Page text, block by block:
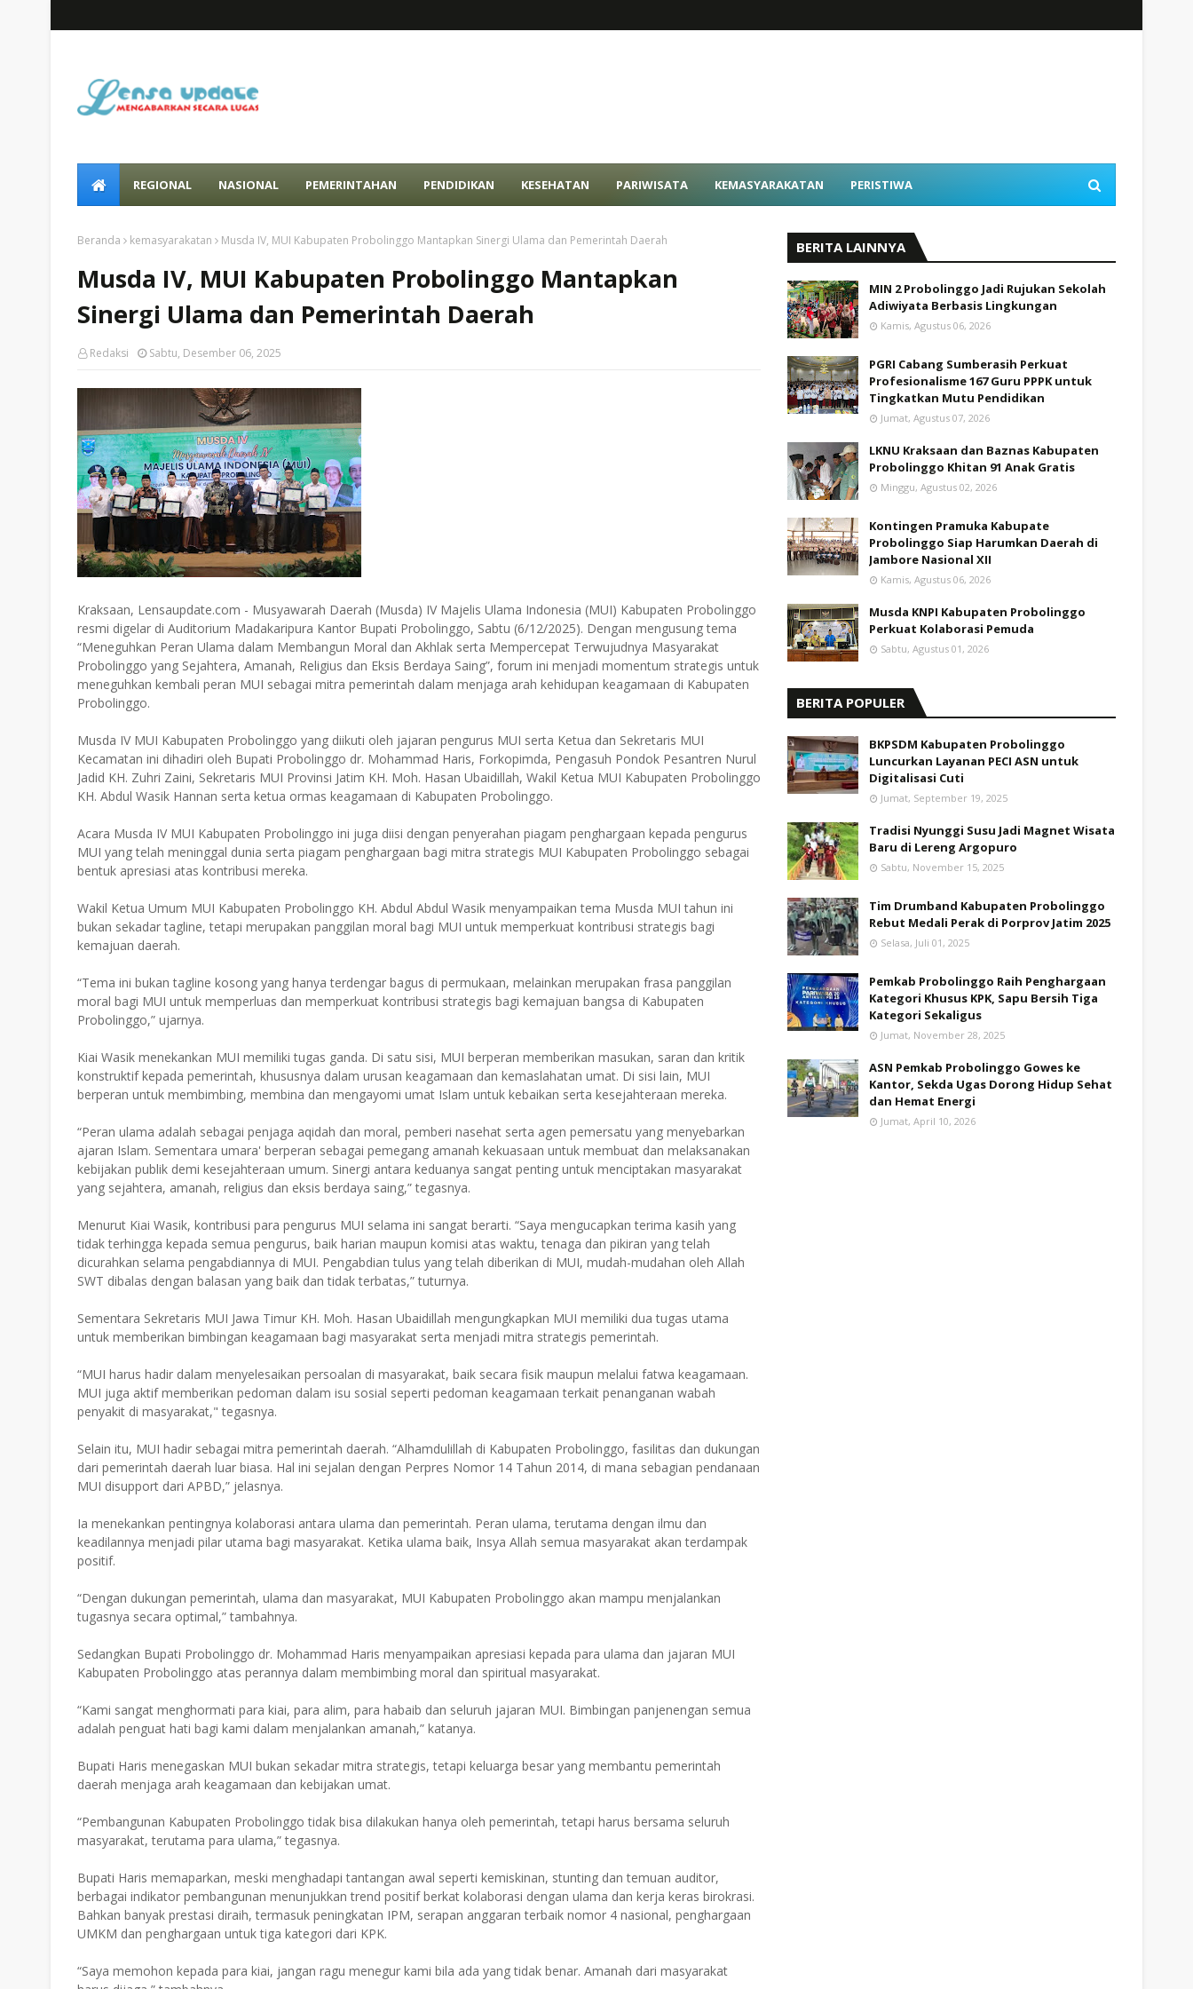
REGIONAL NASIONAL PEMERINTAHAN PENDIDIKAN KESEHATAN PARIWISATA KEMASYARAKATAN PERISTIWA
Beranda kemasyarakatan Musda IV, MUI Kabupaten Probolinggo Mantapkan Sinergi Ulama dan Pemerintah Daerah
Musda IV, MUI Kabupaten Probolinggo Mantapkan
Sinergi Ulama dan Pemerintah Daerah
Redaksi Sabtu, Desember 06, 2025
Kraksaan, Lensaupdate.com - Musyawarah Daerah (Musda) IV Majelis Ulama Indonesia (MUI) Kabupaten Probolinggo
resmi digelar di Auditorium Madakaripura Kantor Bupati Probolinggo, Sabtu (6/12/2025). Dengan mengusung tema
“Meneguhkan Peran Ulama dalam Membangun Moral dan Akhlak serta Mempercepat Terwujudnya Masyarakat
Probolinggo yang Sejahtera, Amanah, Religius dan Eksis Berdaya Saing”, forum ini menjadi momentum strategis untuk
meneguhkan kembali peran MUI sebagai mitra pemerintah dalam menjaga arah kehidupan keagamaan di Kabupaten
Probolinggo.
Musda IV MUI Kabupaten Probolinggo yang diikuti oleh jajaran pengurus MUI serta Ketua dan Sekretaris MUI
Kecamatan ini dihadiri oleh Bupati Probolinggo dr. Mohammad Haris, Forkopimda, Pengasuh Pondok Pesantren Nurul
Jadid KH. Zuhri Zaini, Sekretaris MUI Provinsi Jatim KH. Moh. Hasan Ubaidillah, Wakil Ketua MUI Kabupaten Probolinggo
KH. Abdul Wasik Hannan serta ketua ormas keagamaan di Kabupaten Probolinggo.
Acara Musda IV MUI Kabupaten Probolinggo ini juga diisi dengan penyerahan piagam penghargaan kepada pengurus
MUI yang telah meninggal dunia serta piagam penghargaan bagi mitra strategis MUI Kabupaten Probolinggo sebagai
bentuk apresiasi atas kontribusi mereka.
Wakil Ketua Umum MUI Kabupaten Probolinggo KH. Abdul Abdul Wasik menyampaikan tema Musda MUI tahun ini
bukan sekadar tagline, tetapi merupakan panggilan moral bagi MUI untuk memperkuat kontribusi strategis bagi
kemajuan daerah.
“Tema ini bukan tagline kosong yang hanya terdengar bagus di permukaan, melainkan merupakan frasa panggilan
moral bagi MUI untuk memperluas dan memperkuat kontribusi strategis bagi kemajuan bangsa di Kabupaten
Probolinggo,” ujarnya.
Kiai Wasik menekankan MUI memiliki tugas ganda. Di satu sisi, MUI berperan memberikan masukan, saran dan kritik
konstruktif kepada pemerintah, khususnya dalam urusan keagamaan dan kemaslahatan umat. Di sisi lain, MUI
berperan untuk membimbing, membina dan mengayomi umat Islam untuk kebaikan serta kesejahteraan mereka.
“Peran ulama adalah sebagai penjaga aqidah dan moral, pemberi nasehat serta agen pemersatu yang menyebarkan
ajaran Islam. Sementara umara' berperan sebagai pemegang amanah kekuasaan untuk membuat dan melaksanakan
kebijakan publik demi kesejahteraan umum. Sinergi antara keduanya sangat penting untuk menciptakan masyarakat
yang sejahtera, amanah, religius dan eksis berdaya saing,” tegasnya.
Menurut Kiai Wasik, kontribusi para pengurus MUI selama ini sangat berarti. “Saya mengucapkan terima kasih yang
tidak terhingga kepada semua pengurus, baik harian maupun komisi atas waktu, tenaga dan pikiran yang telah
dicurahkan selama pengabdiannya di MUI. Pengabdian tulus yang telah diberikan di MUI, mudah-mudahan oleh Allah
SWT dibalas dengan balasan yang baik dan tidak terbatas,” tuturnya.
Sementara Sekretaris MUI Jawa Timur KH. Moh. Hasan Ubaidillah mengungkapkan MUI memiliki dua tugas utama
untuk memberikan bimbingan keagamaan bagi masyarakat serta menjadi mitra strategis pemerintah.
“MUI harus hadir dalam menyelesaikan persoalan di masyarakat, baik secara fisik maupun melalui fatwa keagamaan.
MUI juga aktif memberikan pedoman dalam isu sosial seperti pedoman keagamaan terkait penanganan wabah
penyakit di masyarakat," tegasnya.
Selain itu, MUI hadir sebagai mitra pemerintah daerah. “Alhamdulillah di Kabupaten Probolinggo, fasilitas dan dukungan
dari pemerintah daerah luar biasa. Hal ini sejalan dengan Perpres Nomor 14 Tahun 2014, di mana sebagian pendanaan
MUI disupport dari APBD,” jelasnya.
Ia menekankan pentingnya kolaborasi antara ulama dan pemerintah. Peran ulama, terutama dengan ilmu dan
keadilannya menjadi pilar utama bagi masyarakat. Ketika ulama baik, Insya Allah semua masyarakat akan terdampak
positif.
“Dengan dukungan pemerintah, ulama dan masyarakat, MUI Kabupaten Probolinggo akan mampu menjalankan
tugasnya secara optimal,” tambahnya.
Sedangkan Bupati Probolinggo dr. Mohammad Haris menyampaikan apresiasi kepada para ulama dan jajaran MUI
Kabupaten Probolinggo atas perannya dalam membimbing moral dan spiritual masyarakat.
“Kami sangat menghormati para kiai, para alim, para habaib dan seluruh jajaran MUI. Bimbingan panjenengan semua
adalah penguat hati bagi kami dalam menjalankan amanah,” katanya.
Bupati Haris menegaskan MUI bukan sekadar mitra strategis, tetapi keluarga besar yang membantu pemerintah
daerah menjaga arah keagamaan dan kebijakan umat.
“Pembangunan Kabupaten Probolinggo tidak bisa dilakukan hanya oleh pemerintah, tetapi harus bersama seluruh
masyarakat, terutama para ulama,” tegasnya.
Bupati Haris memaparkan, meski menghadapi tantangan awal seperti kemiskinan, stunting dan temuan auditor,
berbagai indikator pembangunan menunjukkan trend positif berkat kolaborasi dengan ulama dan kerja keras birokrasi.
Bahkan banyak prestasi diraih, termasuk peningkatan IPM, serapan anggaran terbaik nomor 4 nasional, penghargaan
UMKM dan penghargaan untuk tiga kategori dari KPK.
“Saya memohon kepada para kiai, jangan ragu menegur kami bila ada yang tidak benar. Amanah dari masyarakat
BERITA LAINNYA
MIN 2 Probolinggo Jadi Rujukan Sekolah
Adiwiyata Berbasis Lingkungan
Kamis, Agustus 06, 2026
PGRI Cabang Sumberasih Perkuat
Profesionalisme 167 Guru PPPK untuk
Tingkatkan Mutu Pendidikan
Jumat, Agustus 07, 2026
LKNU Kraksaan dan Baznas Kabupaten
Probolinggo Khitan 91 Anak Gratis
Minggu, Agustus 02, 2026
Kontingen Pramuka Kabupate
Probolinggo Siap Harumkan Daerah di
Jambore Nasional XII
Kamis, Agustus 06, 2026
Musda KNPI Kabupaten Probolinggo
Perkuat Kolaborasi Pemuda
Sabtu, Agustus 01, 2026
BERITA POPULER
BKPSDM Kabupaten Probolinggo
Luncurkan Layanan PECI ASN untuk
Digitalisasi Cuti
Jumat, September 19, 2025
Tradisi Nyunggi Susu Jadi Magnet Wisata
Baru di Lereng Argopuro
Sabtu, November 15, 2025
Tim Drumband Kabupaten Probolinggo
Rebut Medali Perak di Porprov Jatim 2025
Selasa, Juli 01, 2025
Pemkab Probolinggo Raih Penghargaan
Kategori Khusus KPK, Sapu Bersih Tiga
Kategori Sekaligus
Jumat, November 28, 2025
ASN Pemkab Probolinggo Gowes ke
Kantor, Sekda Ugas Dorong Hidup Sehat
dan Hemat Energi
Jumat, April 10, 2026